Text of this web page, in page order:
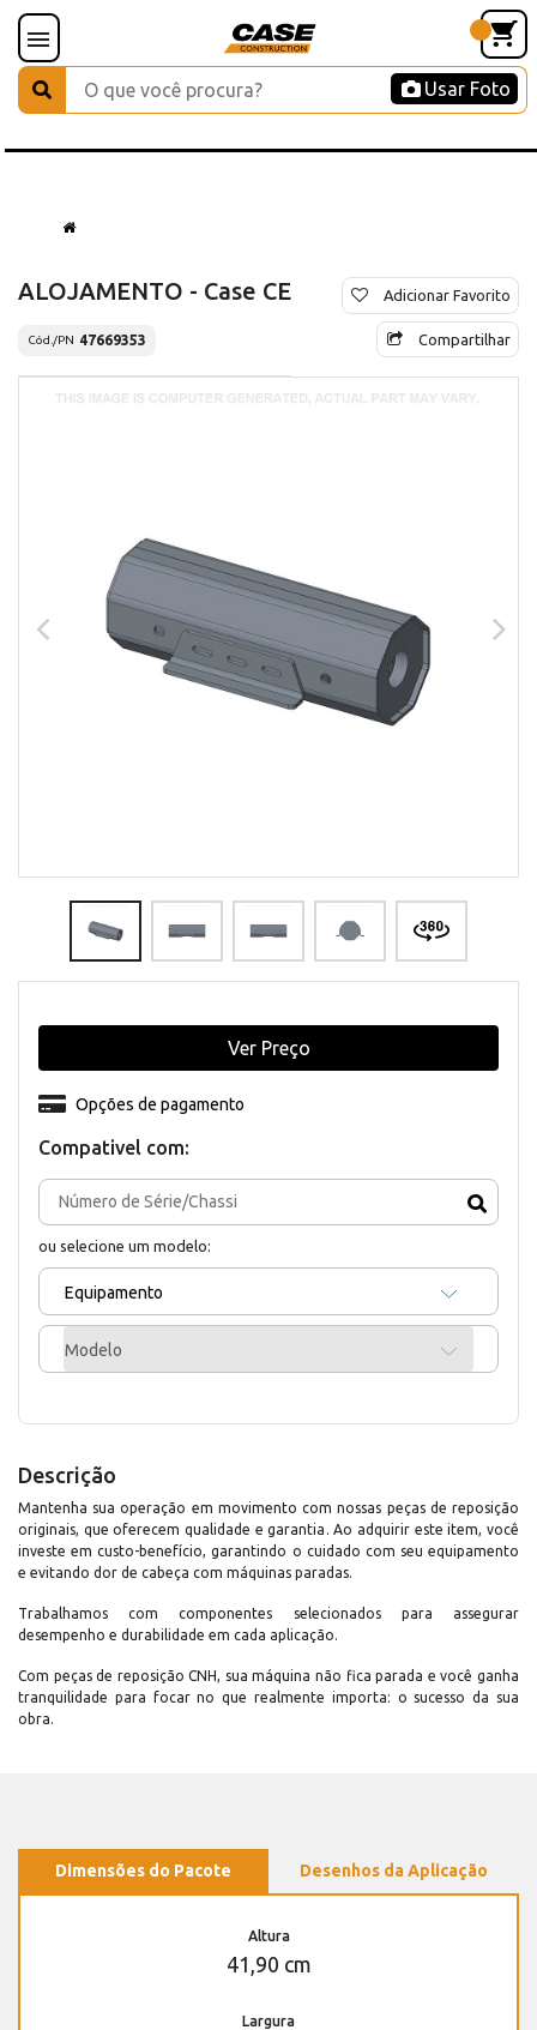
Usar Foto
ALOJAMENTO - Case CE
Cód./PN 47669353
Adicionar Favorito
Compartilhar
Compativel com:
ou selecione um modelo:
Equipamento
Modelo
Opções de pagamento
Ver Preço
Descrição
Mantenha sua operação em movimento com nossas peças de reposição
originais, que oferecem qualidade e garantia. Ao adquirir este item, você
investe em custo-benefício, garantindo o cuidado com seu equipamento
e evitando dor de cabeça com máquinas paradas.
Trabalhamos com componentes selecionados para assegurar
desempenho e durabilidade em cada aplicação.
Com peças de reposição CNH, sua máquina não fica parada e você ganha
tranquilidade para focar no que realmente importa: o sucesso da sua
obra.
Dimensões do Pacote Desenhos da Aplicação
Altura
41,90 cm
Largura